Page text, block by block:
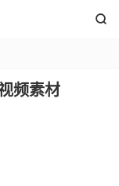

频素材